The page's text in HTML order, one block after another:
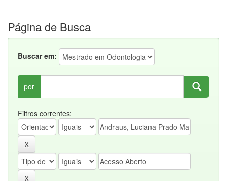
Página de Busca
Buscar em:
por
Filtros correntes: